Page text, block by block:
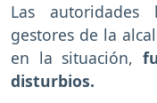
Las autoridades
gestores de la
en la situación,
disturbios.